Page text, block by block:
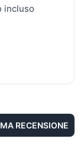
incluso
RECENSIONE